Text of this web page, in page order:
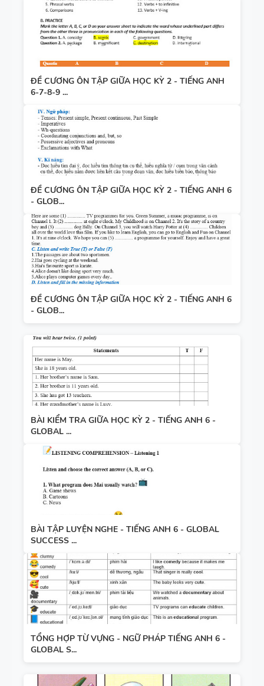
ĐỀ CƯƠNG ÔN TẬP GIỮA HỌC KỲ 2 - TIẾNG ANH
6-7-8-9 ...
ĐỀ CƯƠNG ÔN TẬP GIỮA HỌC KỲ 2 - TIẾNG ANH 6
- GLOB...
ĐỀ CƯƠNG ÔN TẬP GIỮA HỌC KỲ 2 - TIẾNG ANH 6
- GLOB...
BÀI KIỂM TRA GIỮA HỌC KỲ 2 - TIẾNG ANH 6 -
GLOBAL ...
BÀI TẬP LUYỆN NGHE - TIẾNG ANH 6 - GLOBAL
SUCCESS ...
TỔNG HỢP TỪ VỰNG - NGỮ PHÁP TIẾNG ANH 6 -
GLOBAL S...